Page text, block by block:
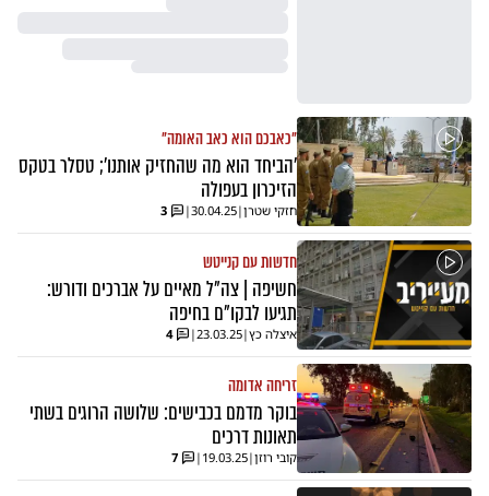
"כאבכם הוא כאב האומה"
'הביחד הוא מה שהחזיק אותנו'; טסלר בטקס
הזיכרון בעפולה
חזקי שטרן|
30.04.25
|
3
חדשות עם קנייטש
חשיפה | צה"ל מאיים על אברכים ודורש:
תגיעו לבקו"ם בחיפה
איצלה כץ|
23.03.25
|
4
זריחה אדומה
בוקר מדמם בכבישים: שלושה הרוגים בשתי
תאונות דרכים
קובי רוזן|
19.03.25
|
7